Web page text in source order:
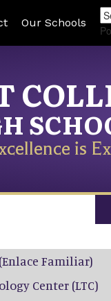
Our Schools
is
Familiar)
Center (LTC)